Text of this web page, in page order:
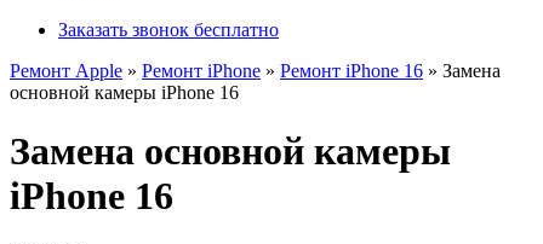
Заказать звонок бесплатно
Ремонт Apple » Ремонт iPhone » Ремонт iPhone 16 » Замена
основной камеры iPhone 16
Замена основной камеры
iPhone 16